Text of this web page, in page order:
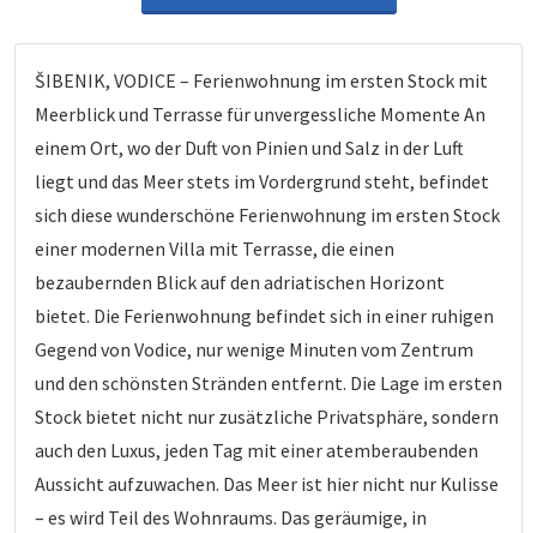
ŠIBENIK, VODICE – Ferienwohnung im ersten Stock mit
Meerblick und Terrasse für unvergessliche Momente An
einem Ort, wo der Duft von Pinien und Salz in der Luft
liegt und das Meer stets im Vordergrund steht, befindet
sich diese wunderschöne Ferienwohnung im ersten Stock
einer modernen Villa mit Terrasse, die einen
bezaubernden Blick auf den adriatischen Horizont
bietet. Die Ferienwohnung befindet sich in einer ruhigen
Gegend von Vodice, nur wenige Minuten vom Zentrum
und den schönsten Stränden entfernt. Die Lage im ersten
Stock bietet nicht nur zusätzliche Privatsphäre, sondern
auch den Luxus, jeden Tag mit einer atemberaubenden
Aussicht aufzuwachen. Das Meer ist hier nicht nur Kulisse
– es wird Teil des Wohnraums. Das geräumige, in